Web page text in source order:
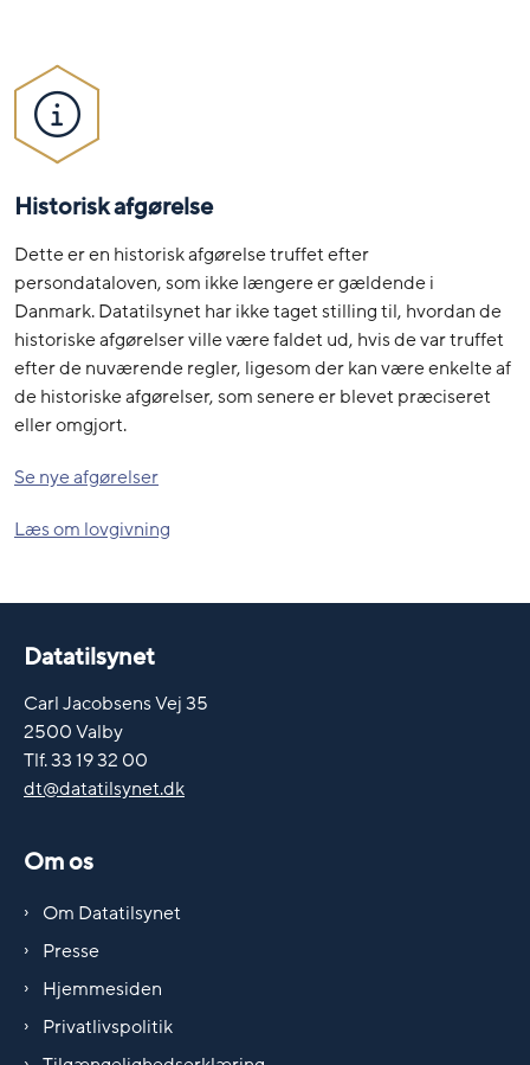
Historisk afgørelse
Dette er en historisk afgørelse truffet efter
persondataloven, som ikke længere er gældende i
Danmark. Datatilsynet har ikke taget stilling til, hvordan de
historiske afgørelser ville være faldet ud, hvis de var truffet
efter de nuværende regler, ligesom der kan være enkelte af
de historiske afgørelser, som senere er blevet præciseret
eller omgjort.
Se nye afgørelser
Læs om lovgivning
Datatilsynet
Carl Jacobsens Vej 35
2500 Valby
Tlf. 33 19 32 00
dt@datatilsynet.dk
Om os
Om Datatilsynet
Presse
Hjemmesiden
Privatlivspolitik